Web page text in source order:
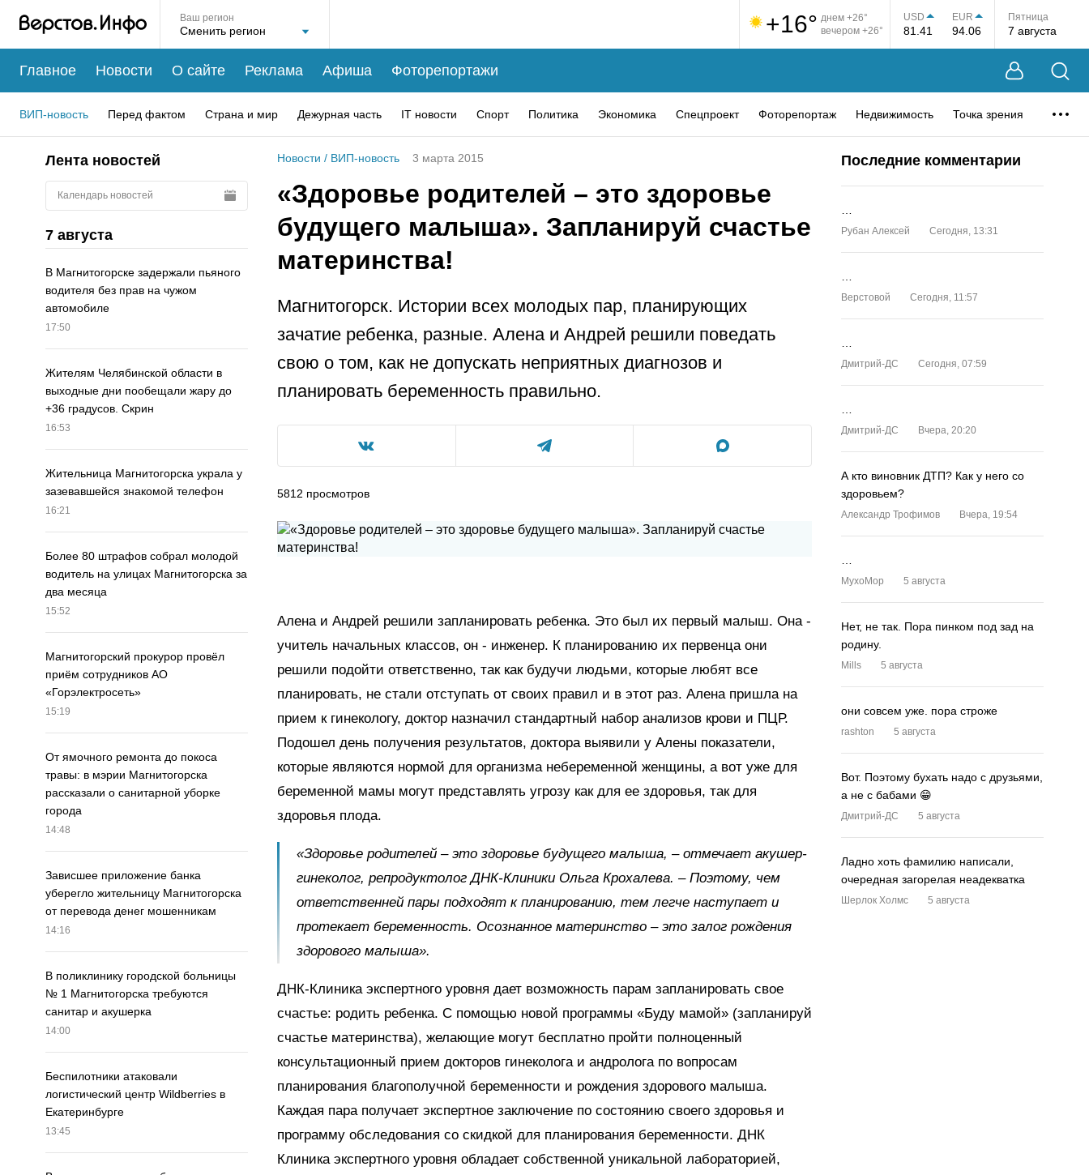
Ваш регион +16° днем +26°
вечером +26°
USD
81.41
EUR
94.06
Пятница
7 августа
Главное Новости О сайте Реклама Афиша Фоторепортажи
ВИП-новость Перед фактом Страна и мир Дежурная часть IT новости Спорт Политика Экономика Спецпроект Фоторепортаж Недвижимость Точка зрения
Лента новостей
Календарь новостей
7 августа
В Магнитогорске задержали пьяного
водителя без прав на чужом
автомобиле
17:50
Жителям Челябинской области в
выходные дни пообещали жару до
+36 градусов. Скрин
16:53
Жительница Магнитогорска украла у
зазевавшейся знакомой телефон
16:21
Более 80 штрафов собрал молодой
водитель на улицах Магнитогорска за
два месяца
15:52
Магнитогорский прокурор провёл
приём сотрудников АО
«Горэлектросеть»
15:19
От ямочного ремонта до покоса
травы: в мэрии Магнитогорска
рассказали о санитарной уборке
города
14:48
Зависшее приложение банка
уберегло жительницу Магнитогорска
от перевода денег мошенникам
14:16
В поликлинику городской больницы
№ 1 Магнитогорска требуются
санитар и акушерка
14:00
Беспилотники атаковали
логистический центр Wildberries в
Екатеринбурге
13:45
Новости / ВИП-новость 3 марта 2015
«Здоровье родителей – это здоровье
будущего малыша». Запланируй счастье
материнства!
Магнитогорск. Истории всех молодых пар, планирующих
зачатие ребенка, разные. Алена и Андрей решили поведать
свою о том, как не допускать неприятных диагнозов и
планировать беременность правильно.
5812 просмотров
Алена и Андрей решили запланировать ребенка. Это был их первый малыш. Она -
учитель начальных классов, он - инженер. К планированию их первенца они
решили подойти ответственно, так как будучи людьми, которые любят все
планировать, не стали отступать от своих правил и в этот раз. Алена пришла на
прием к гинекологу, доктор назначил стандартный набор анализов крови и ПЦР.
Подошел день получения результатов, доктора выявили у Алены показатели,
которые являются нормой для организма небеременной женщины, а вот уже для
беременной мамы могут представлять угрозу как для ее здоровья, так для
здоровья плода.
«Здоровье родителей – это здоровье будущего малыша, – отмечает акушер-
гинеколог, репродуктолог ДНК-Клиники Ольга Крохалева. – Поэтому, чем
ответственней пары подходят к планированию, тем легче наступает и
протекает беременность. Осознанное материнство – это залог рождения
здорового малыша».
ДНК-Клиника экспертного уровня дает возможность парам запланировать свое
счастье: родить ребенка. С помощью новой программы «Буду мамой» (запланируй
счастье материнства), желающие могут бесплатно пройти полноценный
консультационный прием докторов гинеколога и андролога по вопросам
планирования благополучной беременности и рождения здорового малыша.
Каждая пара получает экспертное заключение по состоянию своего здоровья и
программу обследования со скидкой для планирования беременности. ДНК
Клиника экспертного уровня обладает собственной уникальной лабораторией,
Последние комментарии
Рубан Алексей Сегодня, 13:31
Верстовой Сегодня, 11:57
Дмитрий-ДС Сегодня, 07:59
Дмитрий-ДС Вчера, 20:20
А кто виновник ДТП? Как у него со
здоровьем?
Александр Трофимов Вчера, 19:54
MyxoMop 5 августа
Нет, не так. Пора пинком под зад на
родину.
Mills 5 августа
они совсем уже. пора строже
rashton 5 августа
Вот. Поэтому бухать надо с друзьями,
а не с бабами 😁
Дмитрий-ДС 5 августа
Ладно хоть фамилию написали,
очередная загорелая неадекватка
Шерлок Холмс 5 августа